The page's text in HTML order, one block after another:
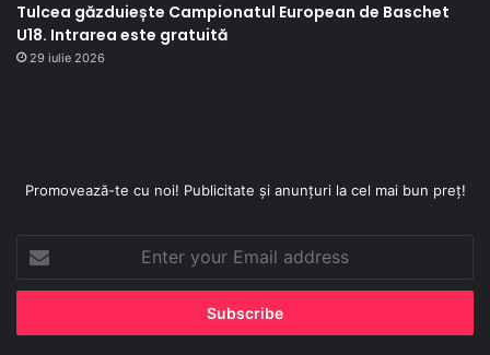
Tulcea găzduiește Campionatul European de Baschet
U18. Intrarea este gratuită
29 iulie 2026
Promovează-te cu noi! Publicitate și anunțuri la cel mai bun preț!
Enter
your
Email